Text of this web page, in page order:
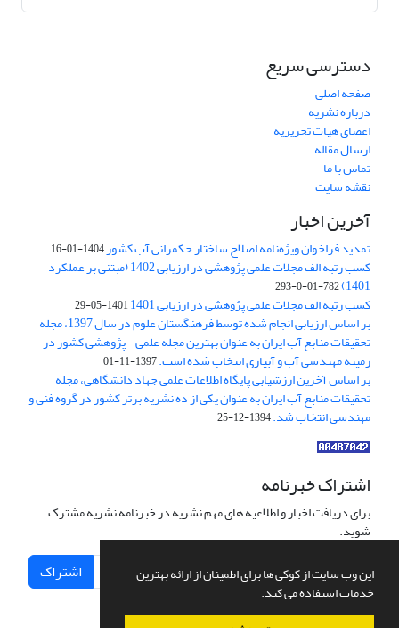
این وب سایت از کوکی ها برای اطمینان از ارائه بهترین
خدمات استفاده می کند.
دسترسی سریع
صفحه اصلی
درباره نشریه
اعضای هیات تحریریه
ارسال مقاله
تماس با ما
نقشه سایت
آخرین اخبار
تمدید فراخوان ویژه‌نامه اصلاح ساختار حکمرانی آب کشور1404-01-16
کسب رتبه الف مجلات علمی پژوهشی در ارزیابی 1402 (مبتنی بر عملکرد
1401)
782-01-0-293
کسب رتبه الف مجلات علمی پژوهشی در ارزیابی 1401 1401-05-29
بر اساس ارزیابی انجام شده توسط فرهنگستان علوم در سال 1397، مجله
تحقیقات منابع آب ایران به عنوان بهترین مجله علمی - پژوهشی کشور در
زمینه مهندسی آب و آبیاری انتخاب شده است.1397-11-01
بر اساس آخرین ارزشیابی پایگاه اطلاعات علمی جهاد دانشگاهی، مجله
تحقیقات منابع آب ایران به عنوان یکی از ده نشریه برتر کشور در گروه فنی و
مهندسی انتخاب شد.1394-12-25
اشتراک خبرنامه
برای دریافت اخبار و اطلاعیه های مهم نشریه در خبرنامه نشریه مشترک
شوید.
اشتراک